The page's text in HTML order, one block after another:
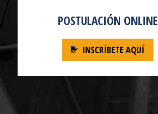
POSTULACIÓN ONLINE
INSCRÍBETE AQUÍ